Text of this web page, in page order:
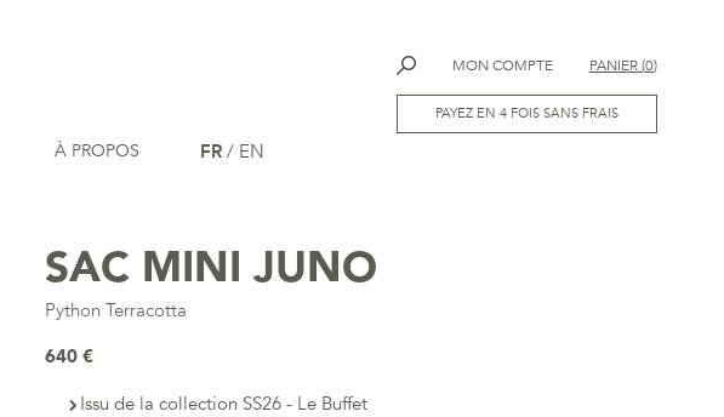
MON COMPTE PANIER(0)
PAYEZ EN 4 FOIS SANS FRAIS
À PROPOS FR / EN
SAC MINI JUNO
Python Terracotta
640 €
Issu de la collection SS26 - Le Buffet